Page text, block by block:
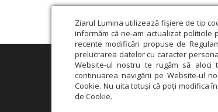
Ziarul Lumina utilizează fişiere de tip
informăm că ne-am actualizat
recente modificări propuse de
prelucrarea datelor cu caracter
Website-ul nostru te rugăm să aloci
continuarea navigării pe Website-ul
Cookie. Nu uita totuși că poți modifica
de Cookie.